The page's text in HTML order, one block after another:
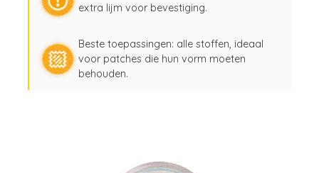
extra lijm voor bevestiging.
Beste toepassingen: alle stoffen, ideaal
voor patches die hun vorm moeten
behouden.